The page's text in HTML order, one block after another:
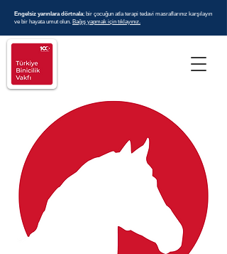
Engelsiz yarınlara dörtnala; bir çocuğun atla terapi tedavi masraflarınız karşılayın
ve bir hayata umut olun. Bağış yapmak için tıklayınız.